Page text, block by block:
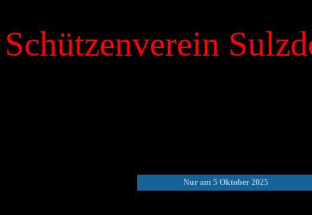
Schützenverein
Nur am 5 Oktober 2025